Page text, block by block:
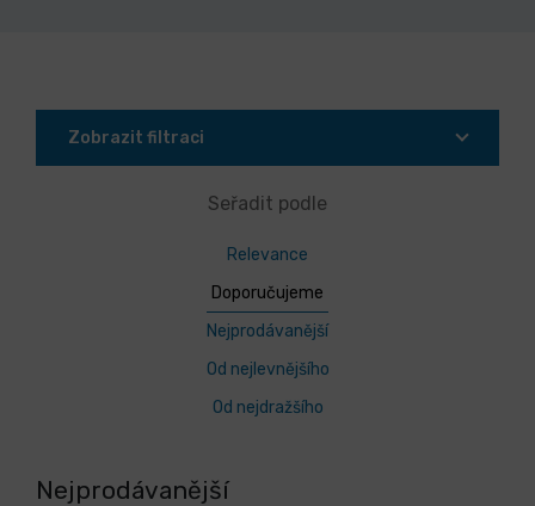
Zobrazit filtraci
Seřadit podle
Relevance
Doporučujeme
Nejprodávanější
Od nejlevnějšího
Od nejdražšího
Nejprodávanější